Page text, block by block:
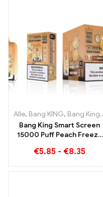
Alle, Bang KING, Bang King Smart Screen 15000 Puff
Bang King Smart Screen
15000 Puff Peach Freeze
€5.85 - €8.35